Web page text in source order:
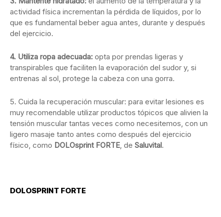
actividad física incrementan la pérdida de líquidos, por lo
que es fundamental beber agua antes, durante y después
del ejercicio.
4. Utiliza ropa adecuada: opta por prendas ligeras y
transpirables que faciliten la evaporación del sudor y, si
entrenas al sol, protege la cabeza con una gorra.
5. Cuida la recuperación muscular: para evitar lesiones es
muy recomendable utilizar productos tópicos que alivien la
tensión muscular tantas veces como necesitemos, con un
ligero masaje tanto antes como después del ejercicio
físico, como DOLOsprint FORTE , de Saluvital.
DOLOSPRINT FORTE